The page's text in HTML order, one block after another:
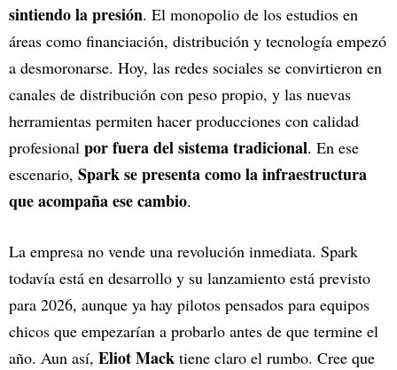
sintiendo la presión. El monopolio de los estudios en
áreas como financiación, distribución y tecnología empezó
a desmoronarse. Hoy, las redes sociales se convirtieron en
canales de distribución con peso propio, y las nuevas
herramientas permiten hacer producciones con calidad
profesional por fuera del sistema tradicional. En ese
escenario, Spark se presenta como la infraestructura
que acompaña ese cambio.
La empresa no vende una revolución inmediata. Spark
todavía está en desarrollo y su lanzamiento está previsto
para 2026, aunque ya hay pilotos pensados para equipos
chicos que empezarían a probarlo antes de que termine el
año. Aun así, Eliot Mack tiene claro el rumbo. Cree que